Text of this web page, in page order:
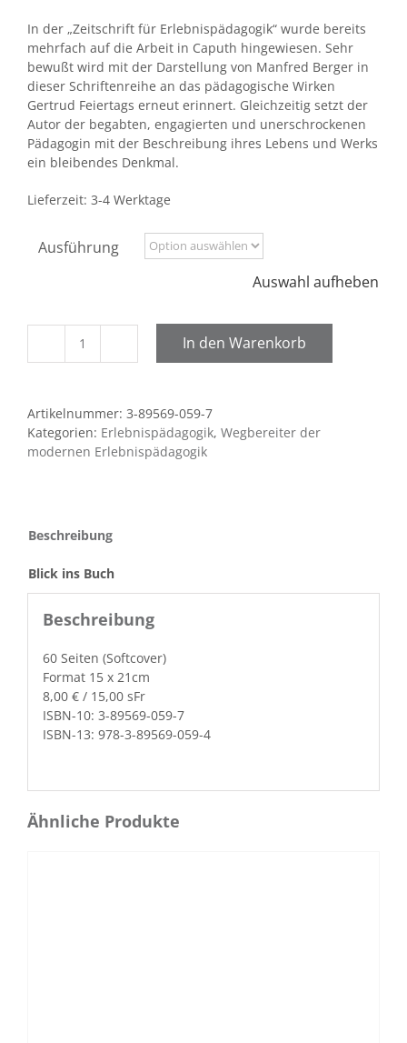
In der „Zeitschrift für Erlebnispädagogik“ wurde bereits
mehrfach auf die Arbeit in Caputh hingewiesen. Sehr
bewußt wird mit der Darstellung von Manfred Berger in
dieser Schriftenreihe an das pädagogische Wirken
Gertrud Feiertags erneut erinnert. Gleichzeitig setzt der
Autor der begabten, engagierten und unerschrockenen
Pädagogin mit der Beschreibung ihres Lebens und Werks
ein bleibendes Denkmal.
Lieferzeit: 3-4 Werktage
Ausführung
Auswahl aufheben
Gertrud
In den Warenkorb
Artikelnummer: 3-89569-059-7
Kategorien: Erlebnispädagogik, Wegbereiter der
modernen Erlebnispädagogik
Beschreibung
Blick ins Buch
Beschreibung
60 Seit­en (Soft­cov­er)
For­mat 15 x 21cm
8,00 € / 15,00 sFr
ISBN-10: 3-89569-059-7
ISBN-13: 978-3-89569-059-4
Ähnliche Produkte